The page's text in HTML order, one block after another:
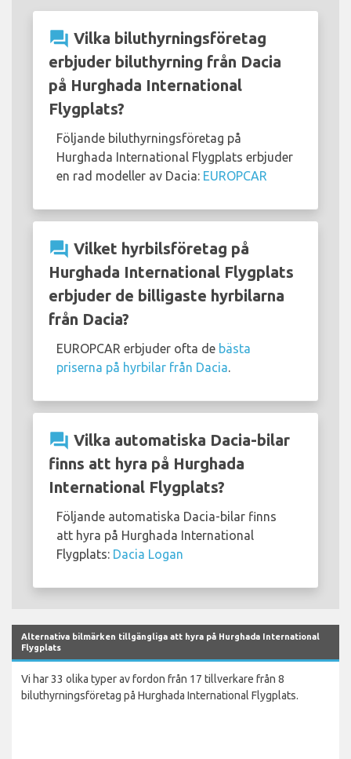
question_answer Vilka biluthyrningsföretag
erbjuder biluthyrning från Dacia
på Hurghada International
Flygplats?
Följande biluthyrningsföretag på
Hurghada International Flygplats erbjuder
en rad modeller av Dacia: EUROPCAR
question_answer Vilket hyrbilsföretag på
Hurghada International Flygplats
erbjuder de billigaste hyrbilarna
från Dacia?
EUROPCAR erbjuder ofta de bästa
priserna på hyrbilar från Dacia
question_answer Vilka automatiska Dacia-bilar
finns att hyra på Hurghada
International Flygplats?
Följande automatiska Dacia-bilar finns
att hyra på Hurghada International
Flygplats: Dacia Logan
Alternativa bilmärken tillgängliga att hyra på Hurghada International
Flygplats
Vi har 33 olika typer av fordon från 17 tillverkare från 8
biluthyrningsföretag på Hurghada International Flygplats.